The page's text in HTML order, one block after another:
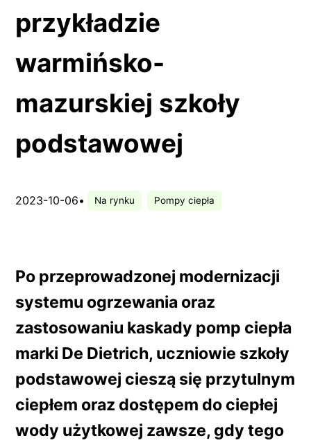
przykładzie
warmińsko-
mazurskiej szkoły
podstawowej
2023-10-06• Na rynku Pompy ciepła
Po przeprowadzonej modernizacji
systemu ogrzewania oraz
zastosowaniu kaskady pomp ciepła
marki De Dietrich, uczniowie szkoły
podstawowej cieszą się przytulnym
ciepłem oraz dostępem do ciepłej
wody użytkowej zawsze, gdy tego